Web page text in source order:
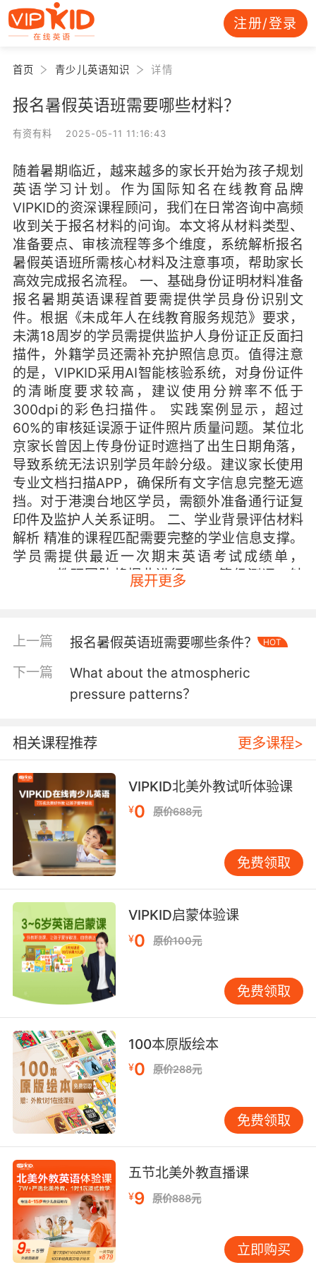
注册/登录
首页 青少儿英语知识 详情
报名暑假英语班需要哪些材料？
有资有料 2025-05-11 11:16:43
随着暑期临近，越来越多的家长开始为孩子规划
英语学习计划。作为国际知名在线教育品牌
VIPKID的资深课程顾问，我们在日常咨询中高频
收到关于报名材料的问询。本文将从材料类型、
准备要点、审核流程等多个维度，系统解析报名
暑假英语班所需核心材料及注意事项，帮助家长
高效完成报名流程。 一、基础身份证明材料准备
报名暑期英语课程首要需提供学员身份识别文
件。根据《未成年人在线教育服务规范》要求，
未满18周岁的学员需提供监护人身份证正反面扫
描件，外籍学员还需补充护照信息页。值得注意
的是，VIPKID采用AI智能核验系统，对身份证件
的清晰度要求较高，建议使用分辨率不低于
300dpi的彩色扫描件。 实践案例显示，超过
60%的审核延误源于证件照片质量问题。某位北
京家长曾因上传身份证时遮挡了出生日期角落，
导致系统无法识别学员年龄分级。建议家长使用
专业文档扫描APP，确保所有文字信息完整无遮
挡。对于港澳台地区学员，需额外准备通行证复
印件及监护人关系证明。 二、学业背景评估材料
解析 精准的课程匹配需要完整的学业信息支撑。
学员需提供最近一次期末英语考试成绩单，
VIPKID教研团队将据此进行CEFR等级测评。针
对转学或插班学员，可提交原学校出具的学习进
500个家庭的调研表明，提供完整成绩单的学员
课程匹配准确率达98%。例如上海学员Lucas的
妈妈上传了三年级至五年级的英语成绩波动曲
线，教学团队据此发现其阅读理解薄弱环节，特
别配置了专项提升课程包。特别提醒，国际学校
三、健康与安全承诺文件规范 根据教育部《暑期
校外培训机构管理规范》，所有学员需签署电子
版《健康承诺书》。该文件需包含近14天行程码
截图、体温监测记录及法定监护人手写签名。外
籍学员还需提供境内有效居留证明及医疗保险单
据。 2023年VIPKID平台数据显示，87%的审核
延误与健康文件不完整有关。典型案例包括：忘
记上传监护人签名页、使用屏幕截图而非原件拍
照等。建议家长使用平台预检功能，该系统能自
动检测文件完整性并提示缺失项。 四、特殊需求
辅助证明材料 对于有个性化学习需求的学员，需
提供专业机构出具的评估报告。例如自闭症儿童
需提交三甲医院的发育评估证明，以便教研团队
定制社交情景课程模块。体育特长生则需附上教
练推荐信，说明其训练时间与课程安排的协调方
案。 某篮球运动员家庭的案例具有代表性，家长
通过上传运动队训练日程表，成功申请到夜间专
属课时段。VIPKID教学系统据此调整了外教排
班，并配备运动相关的英语拓展教材。这类特殊
需求每年以15%的比例递增，建议提前2周准备相
关证明材料。 五、设备环境检测与认证 在线课程
对教学设备有明确要求，学员需通过「上课环境
检测」小程序完成设备认证。检测项目包括：网
络带宽（建议上行5Mbps以上）、摄像头分辨率
（至少HD 720p）、麦克风降噪功能等。农村地
区学员可申请设备补贴，需提供家庭住址证明。
技术部门统计显示，34%的设备初次检测不合
格。常见问题在于老旧电脑缺乏高清摄像头，或
路由器摆放位置导致WiFi信号弱。建议在正式报
展开更多
上一篇 报名暑假英语班需要哪些条件？ HOT
下一篇
What about the atmospheric
pressure patterns？
相关课程推荐 更多课程>
VIPKID北美外教试听体验课
¥0 原价688元
免费领取
VIPKID启蒙体验课
¥0 原价100元
免费领取
100本原版绘本
¥0 原价288元
免费领取
五节北美外教直播课
¥9 原价888元
立即购买